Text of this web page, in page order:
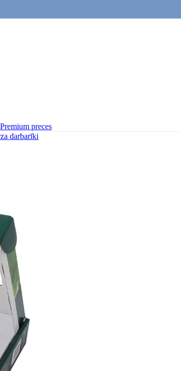
Premium preces
darbarīki